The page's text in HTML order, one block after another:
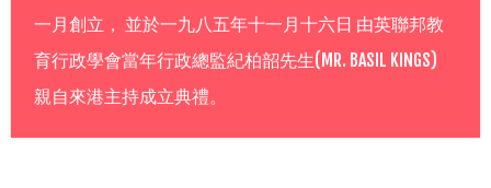
一月創立， 並於一九八五年十一月十六日 由英聯邦教
育行政學會當年行政總監紀柏韶先生(MR. BASIL KINGS)
親自來港主持成立典禮。